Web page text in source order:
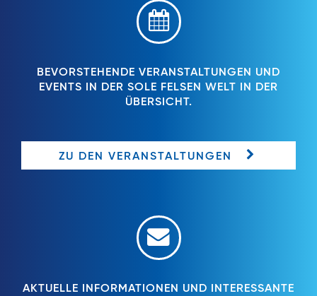
BEVORSTEHENDE VERANSTALTUNGEN UND
EVENTS IN DER SOLE FELSEN WELT IN DER
ÜBERSICHT.
ZU DEN VERANSTALTUNGEN
AKTUELLE INFORMATIONEN UND INTERESSANTE